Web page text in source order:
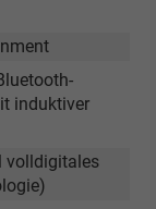
induktiver
volldigitales